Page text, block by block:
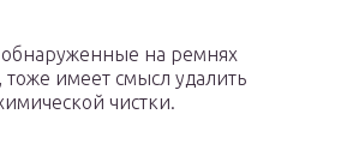
обнаруженные на ремнях
тоже имеет смысл удалить
чистки.